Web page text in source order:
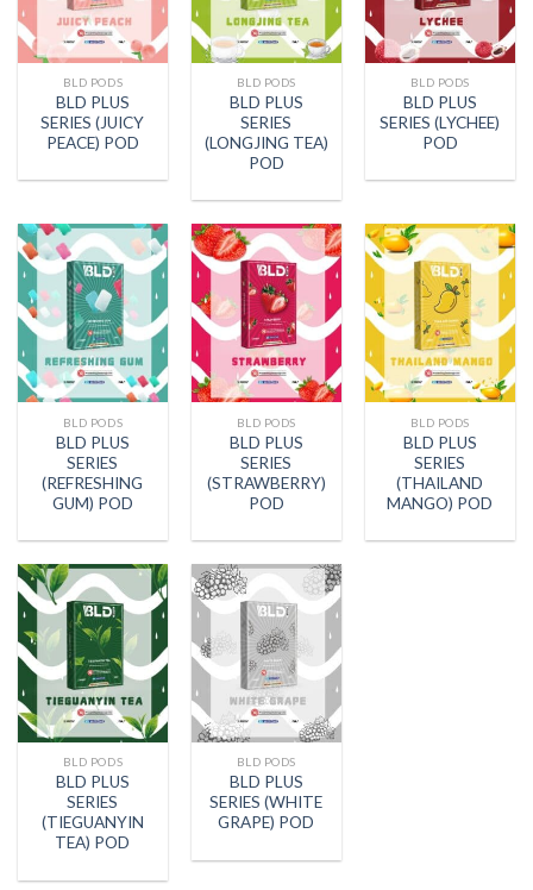
BLD PODS
BLD PLUS
SERIES (JUICY
PEACE) POD
BLD PODS
BLD PLUS
SERIES
(LONGJING TEA)
POD
BLD PODS
BLD PLUS
SERIES (LYCHEE)
POD
BLD PODS
BLD PLUS
SERIES
(REFRESHING
GUM) POD
BLD PODS
BLD PLUS
SERIES
(STRAWBERRY)
POD
BLD PODS
BLD PLUS
SERIES
(THAILAND
MANGO) POD
BLD PODS
BLD PLUS
SERIES
(TIEGUANYIN
TEA) POD
BLD PODS
BLD PLUS
SERIES (WHITE
GRAPE) POD